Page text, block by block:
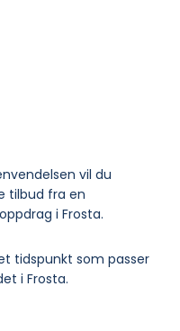
vil du
tilbud fra en
i Frosta.
tidspunkt som passer
i Frosta.